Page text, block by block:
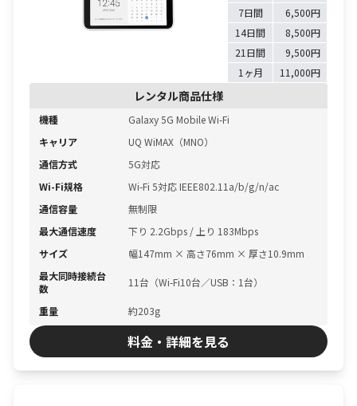
7日間
6,500円
14日間
8,500円
21日間
9,500円
1ヶ月
11,000円
レンタル商品仕様
機種
Galaxy 5G Mobile Wi-Fi
キャリア
UQ WiMAX（MNO）
通信方式
5G対応
Wi-Fi規格
Wi-Fi 5対応 IEEE802.11a/b/g/n/ac
通信容量
無制限
最大通信速度
下り 2.2Gbps / 上り 183Mbps
サイズ
幅147mm × 高さ76mm × 厚さ10.9mm
最大同時接続台
数
11台（Wi-Fi10台／USB：1台）
重量 約203g
料金・詳細を見る